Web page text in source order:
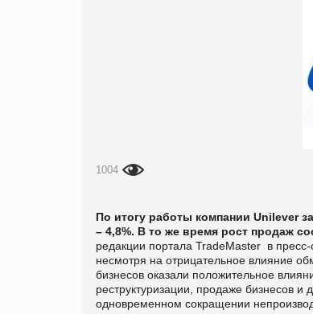
1004
По итогу работы компании Unilever за
– 4,8%. В то же время рост продаж
редакции портала TradeMaster в
несмотря на отрицательное влияние
бизнесов оказали положительное
реструктуризации, продаже бизнесов и
одновременном сокращении